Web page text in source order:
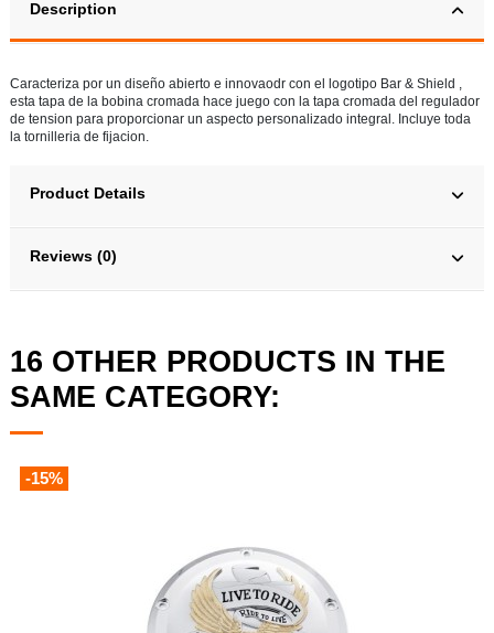
Description
Caracteriza por un diseño abierto e innovaodr con el logotipo Bar & Shield ,
esta tapa de la bobina cromada hace juego con la tapa cromada del regulador
de tension para proporcionar un aspecto personalizado integral. Incluye toda
la tornilleria de fijacion.
Product Details
Reviews (0)
16 OTHER PRODUCTS IN THE
SAME CATEGORY:
-15%